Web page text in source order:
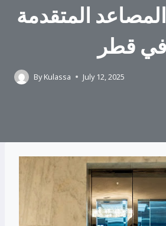
المتقدمة
في قطر
By Kulassa July 12, 2025